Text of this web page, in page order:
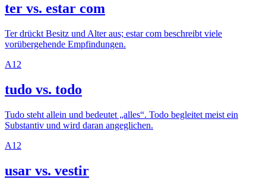
ter vs. estar com
Ter drückt Besitz und Alter aus; estar com beschreibt viele
vorübergehende Empfindungen.
A1 2
tudo vs. todo
Tudo steht allein und bedeutet „alles“. Todo begleitet meist ein
Substantiv und wird daran angeglichen.
A1 2
usar vs. vestir